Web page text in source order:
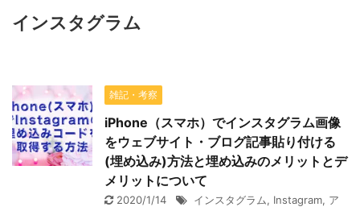
インスタグラム
雑記・考察
iPhone（スマホ）でインスタグラム画像
をウェブサイト・ブログ記事貼り付ける
(埋め込み)方法と埋め込みのメリットとデ
メリットについて
2020/1/14 インスタグラム, Instagram, ア